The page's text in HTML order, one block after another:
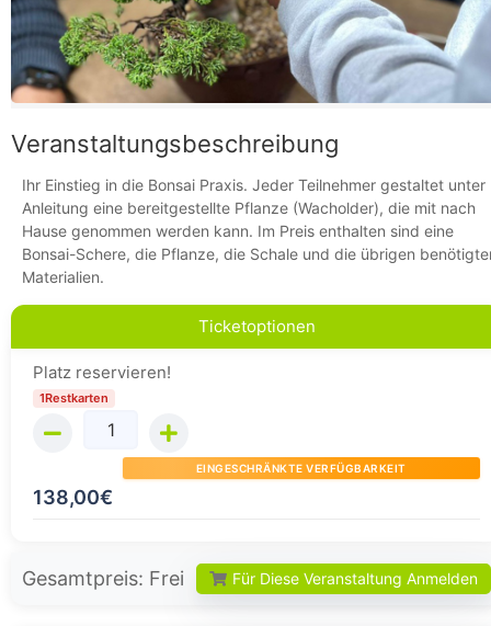
Veranstaltungsbeschreibung
Ihr Einstieg in die Bonsai Praxis. Jeder Teilnehmer gestaltet unter
Anleitung eine bereitgestellte Pflanze (Wacholder), die mit nach
Hause genommen werden kann. Im Preis enthalten sind eine
Bonsai-Schere, die Pflanze, die Schale und die übrigen
Materialien.
Ticketoptionen
Platz reservieren!
1Restkarten
EINGESCHRÄNKTE VERFÜGBARKEIT
138,00€
Gesamtpreis: Frei Für Diese Veranstaltung Anmelden